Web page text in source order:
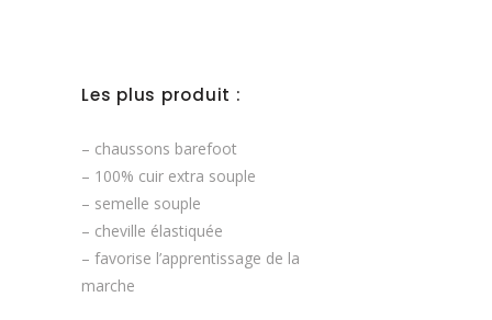
Les plus produit :
– chaussons barefoot
– 100% cuir extra souple
– semelle souple
– cheville élastiquée
– favorise l’apprentissage de la
marche